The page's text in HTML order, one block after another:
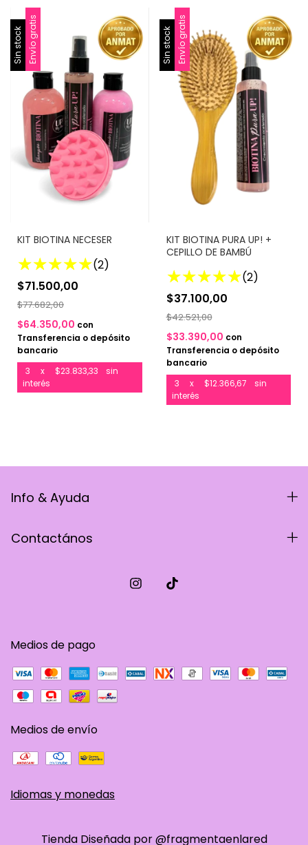
Sin stock Envío gratis
KIT BIOTINA NECESER
(2)
$71.500,00
$77.682,00
$64.350,00 con
Transferencia o depósito
bancario
3
x $23.833,33
sin
interés
Sin stock Envío gratis
KIT BIOTINA PURA UP! +
CEPILLO DE BAMBÚ
(2)
$37.100,00
$42.521,00
$33.390,00 con
Transferencia o depósito
bancario
3
x $12.366,67
sin
interés
Info & Ayuda
Contactános
Medios de pago
Medios de envío
Idiomas y monedas
Tienda Diseñada por @fragmentaenlared